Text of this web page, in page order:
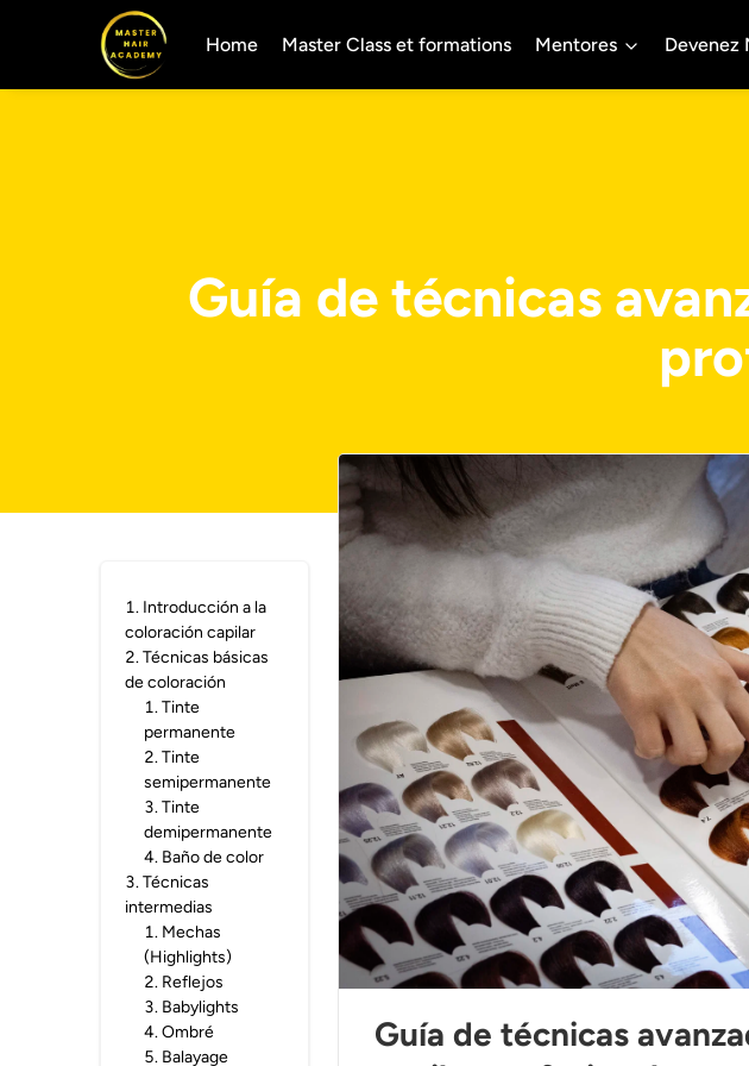
Home Master Class et formations Mentores Devenez
Guía de técnicas
1. Introducción a la
coloración capilar
2.Técnicas básicas
de coloración
1.Tinte
permanente
2.Tinte
semipermanente
3.Tinte
demipermanente
4. Baño de color
3.Técnicas
intermedias
1. Mechas
(Highlights)
2. Reflejos
3. Babylights
4.Ombré
5. Balayage
Guía de técnicas